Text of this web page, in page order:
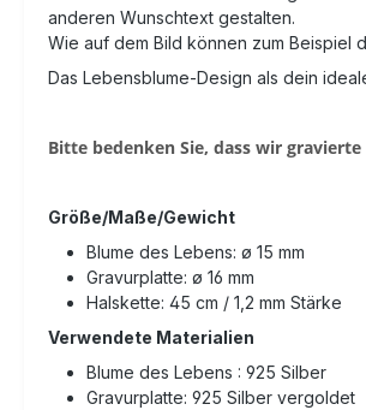
anderen Wunschtext gestalten.
Wie auf dem Bild können zum Beispiel
Das Lebensblume-Design als dein
Bitte bedenken Sie, dass wir
Größe/Maße/Gewicht
Blume des Lebens: ø 15 mm
Gravurplatte: ø 16 mm
Halskette: 45 cm / 1,2 mm Stärke
Verwendete Materialien
Blume des Lebens : 925 Silber
Gravurplatte: 925 Silber vergoldet